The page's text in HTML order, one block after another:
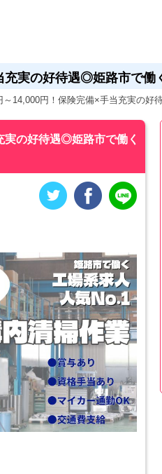
充実の好待遇◎姫路市で働
～14,000円！保険完備×手当充実の
実の好待遇◎姫路市で働く